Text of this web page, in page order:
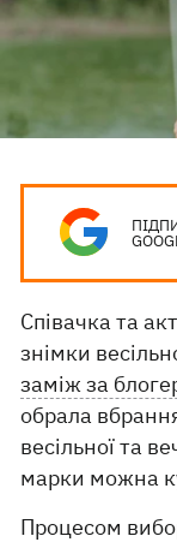
Співачка та
знімки
заміж за
обрала
весільної та
марки можна
Процесом